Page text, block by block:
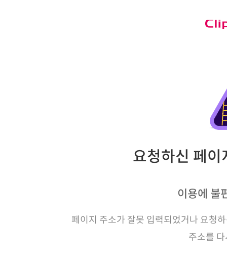
요청하신 페
이용에 불
페이지 주소가 잘못 입력되었거나 요청
주소를